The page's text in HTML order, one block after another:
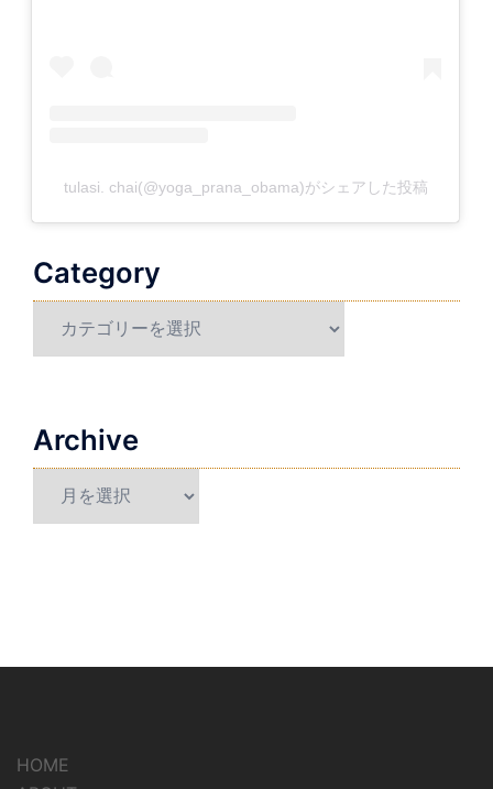
tulasi. chai(@yoga_prana_obama)がシェアした投稿
Category
Archive
HOME